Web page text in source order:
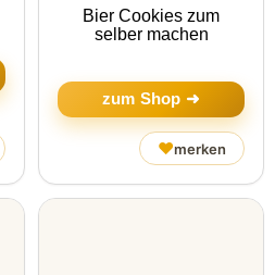
Bier Cookies zum
selber machen
zum Shop ➜
♥merken